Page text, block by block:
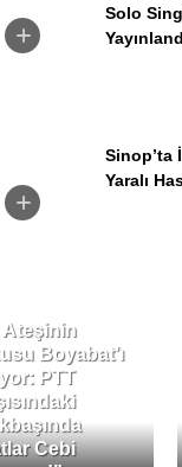
Solo
Sinop’ta
Yaralı
Ateşinin
Boyabat’ı
PTT
Cebi